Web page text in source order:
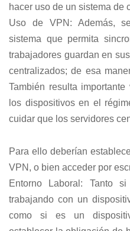
hacer uso de un sistema de
Uso de VPN: Además,
sistema que permita
trabajadores guardan en
centralizados; de esa
También resulta
los dispositivos en el
cuidar que los servidores
Para ello deberían
VPN, o bien acceder por
Entorno Laboral: Tanto
trabajando con un
como si es un